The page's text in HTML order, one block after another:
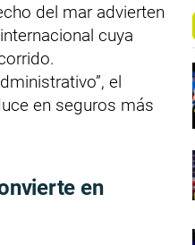
del mar advierten
cuya
el
en seguros más
en